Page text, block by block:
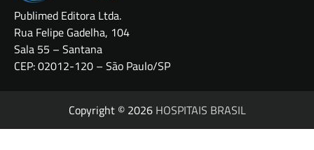
Publimed Editora Ltda.
Rua Felipe Gadelha, 104
Sala 55 – Santana
CEP: 02012-120 – São Paulo/SP
Copyright © 2026 HOSPITAIS BRASIL